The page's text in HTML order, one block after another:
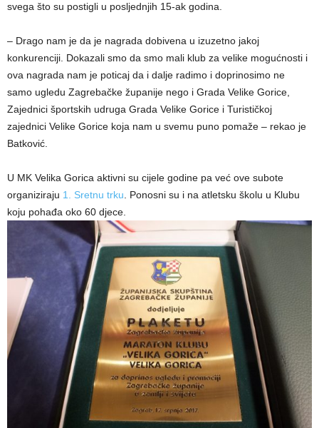
svega što su postigli u posljednjih 15-ak godina.
– Drago nam je da je nagrada dobivena u izuzetno jakoj
konkurenciji. Dokazali smo da smo mali klub za velike mogućnosti i
ova nagrada nam je poticaj da i dalje radimo i doprinosimo ne
samo ugledu Zagrebačke županije nego i Grada Velike Gorice,
Zajednici športskih udruga Grada Velike Gorice i Turističkoj
zajednici Velike Gorice koja nam u svemu puno pomaže – rekao je
Batković.
U MK Velika Gorica aktivni su cijele godine pa već ove subote
organiziraju 1. Sretnu trku. Ponosni su i na atletsku školu u Klubu
koju pohađa oko 60 djece.